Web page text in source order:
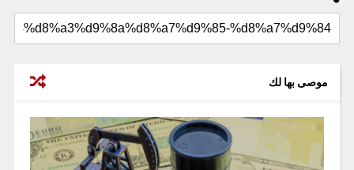
موصى بها لك